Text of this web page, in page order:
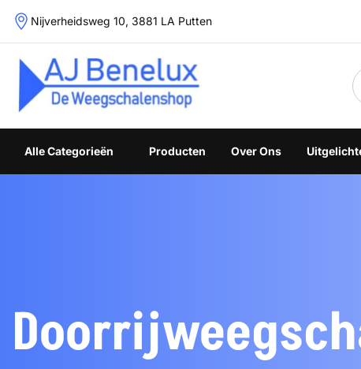
Skip
Nijverheidsweg 10, 3881 LA Putten
Weegschalenshop | Precisieweegschalen & Industriële
Alle Categorieën Producten Over Ons